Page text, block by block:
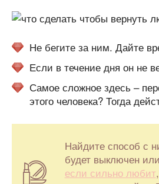
Не бегите за ним. Дайте
Если в течение дня он не
Самое сложное здесь –
этого человека? Тогда
Найдите способ с
будет выключен
если сильно любит